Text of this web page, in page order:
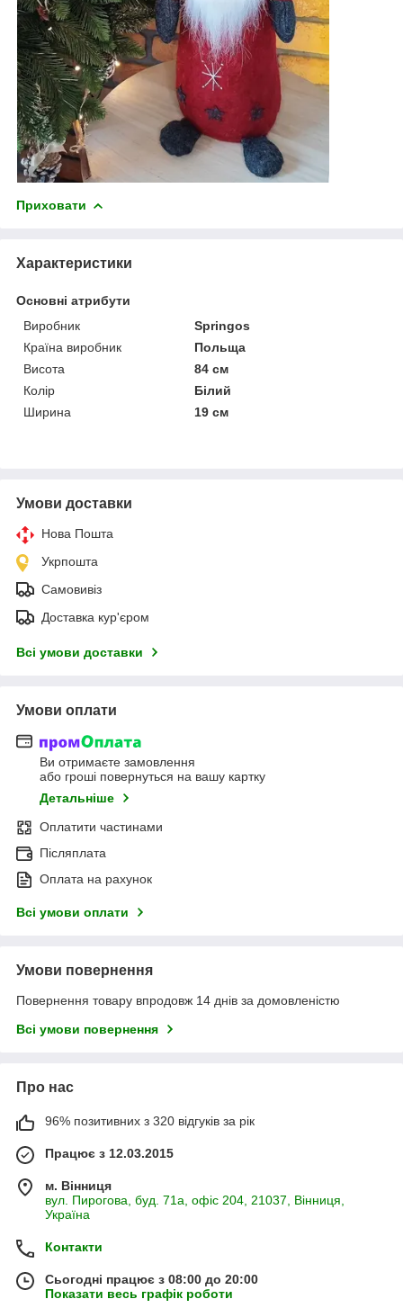
Приховати
Характеристики
Основні атрибути
Виробник
Springos
Країна виробник
Польща
Висота
84 см
Колір
Білий
Ширина
19 см
Умови доставки
Нова Пошта
Укрпошта
Самовивіз
Доставка кур'єром
Всі умови доставки
Умови оплати
Ви отримаєте замовлення
або гроші повернуться на вашу картку
Детальніше
Оплатити частинами
Післяплата
Оплата на рахунок
Всі умови оплати
Умови повернення
Повернення товару впродовж 14 днів за домовленістю
Всі умови повернення
Про нас
96% позитивних з 320 відгуків за рік
Працює з 12.03.2015
м. Вінниця
вул. Пирогова, буд. 71а, офіс 204, 21037, Вінниця,
Україна
Контакти
Сьогодні працює з 08:00 до 20:00
Показати весь графік роботи